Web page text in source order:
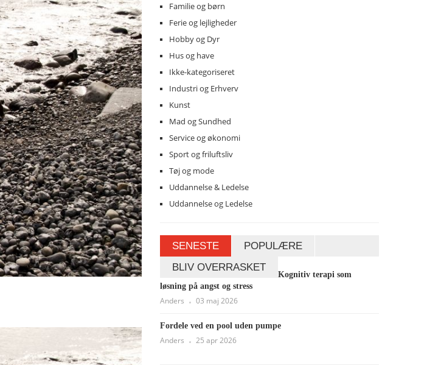
Familie og børn
Ferie og lejligheder
Hobby og Dyr
Hus og have
Ikke-kategoriseret
Industri og Erhverv
Kunst
Mad og Sundhed
Service og økonomi
Sport og friluftsliv
Tøj og mode
Uddannelse & Ledelse
Uddannelse og Ledelse
SENESTE
POPULÆRE
BLIV OVERRASKET
Kognitiv terapi som
løsning på angst og stress
Anders 03 maj 2026
Fordele ved en pool uden pumpe
Anders 25 apr 2026